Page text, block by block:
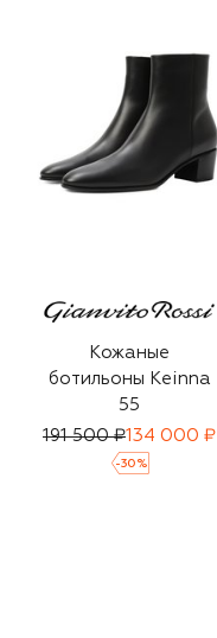
Кожаные
ботильоны Keinna
55
191 500 ₽134 000 ₽
-30 %